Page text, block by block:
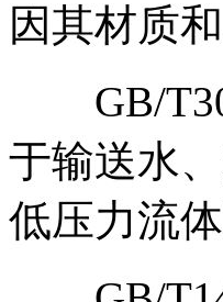
因其材质
GB/
于输送水
低压力流